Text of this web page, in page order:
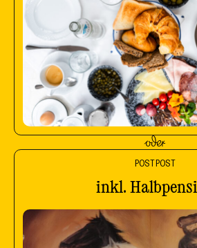
oder
POST POST
inkl.